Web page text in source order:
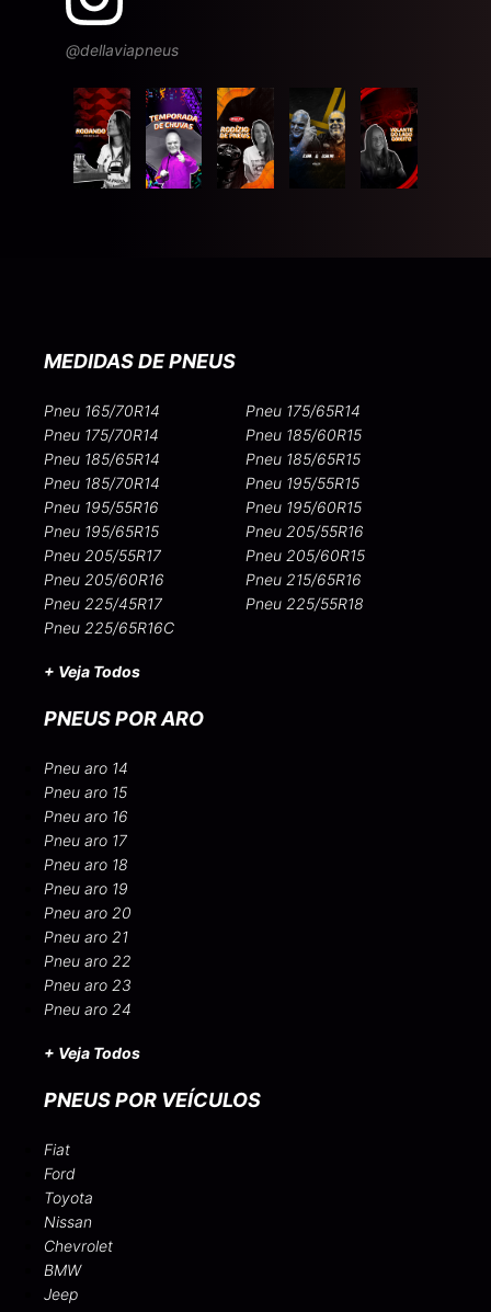
@dellaviapneus
MEDIDAS DE PNEUS
Pneu 165/70R14
Pneu 175/65R14
Pneu 175/70R14
Pneu 185/60R15
Pneu 185/65R14
Pneu 185/65R15
Pneu 185/70R14
Pneu 195/55R15
Pneu 195/55R16
Pneu 195/60R15
Pneu 195/65R15
Pneu 205/55R16
Pneu 205/55R17
Pneu 205/60R15
Pneu 205/60R16
Pneu 215/65R16
Pneu 225/45R17
Pneu 225/55R18
Pneu 225/65R16C
+ Veja Todos
PNEUS POR ARO
Pneu aro 14
Pneu aro 15
Pneu aro 16
Pneu aro 17
Pneu aro 18
Pneu aro 19
Pneu aro 20
Pneu aro 21
Pneu aro 22
Pneu aro 23
Pneu aro 24
+ Veja Todos
PNEUS POR VEÍCULOS
Fiat
Ford
Toyota
Nissan
Chevrolet
BMW
Jeep